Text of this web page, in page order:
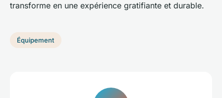
transforme en une expérience gratifiante et durable.
Équipement